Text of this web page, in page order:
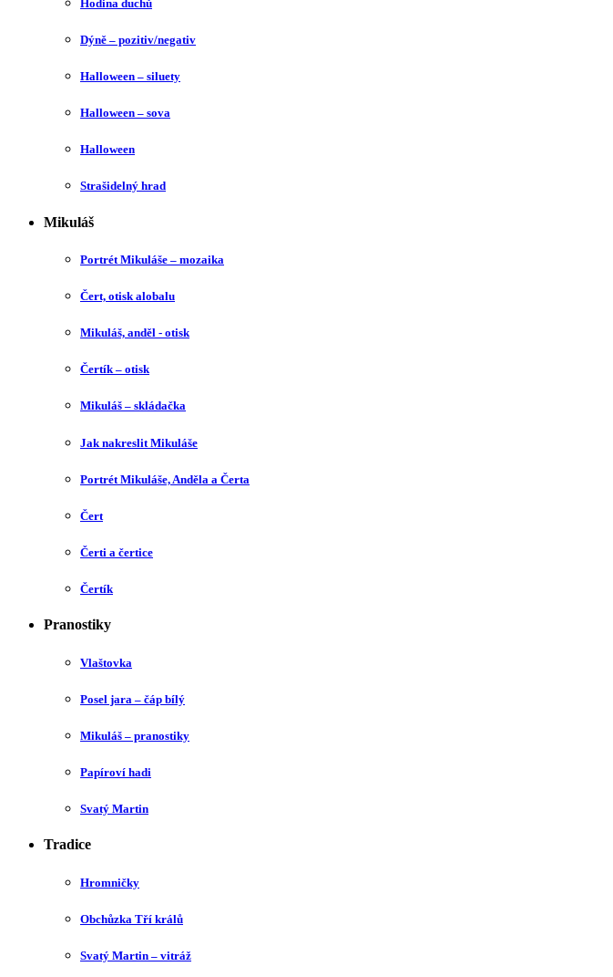
Hodina duchů
Dýně – pozitiv/negativ
Halloween – siluety
Halloween – sova
Halloween
Strašidelný hrad
Mikuláš
Portrét Mikuláše – mozaika
Čert, otisk alobalu
Mikuláš, anděl - otisk
Čertík – otisk
Mikuláš – skládačka
Jak nakreslit Mikuláše
Portrét Mikuláše, Anděla a Čerta
Čert
Čerti a čertice
Čertík
Pranostiky
Vlaštovka
Posel jara – čáp bílý
Mikuláš – pranostiky
Papíroví hadi
Svatý Martin
Tradice
Hromničky
Obchůzka Tří králů
Svatý Martin – vitráž